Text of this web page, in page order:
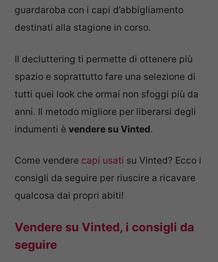
guardaroba con i capi d’abbigliamento
destinati alla stagione in corso.
Il decluttering ti permette di ottenere più
spazio e soprattutto fare una selezione di
tutti quei look che ormai non sfoggi più da
anni. Il metodo migliore per liberarsi degli
indumenti è vendere su Vinted.
Come vendere capi usati su Vinted? Ecco i
consigli da seguire per riuscire a ricavare
qualcosa dai propri abiti!
Vendere su Vinted, i consigli da
seguire